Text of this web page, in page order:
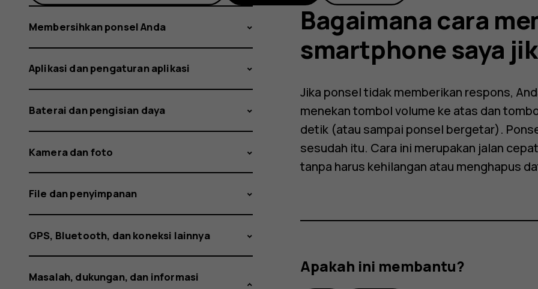
smartphone
saya
jika
hang?
Membersihkan ponsel Anda
Aplikasi dan pengaturan aplikasi
Baterai dan pengisian daya
Kamera dan foto
File dan penyimpanan
GPS, Bluetooth, dan koneksi lainnya
Masalah, dukungan, dan informasi
Bagaimana cara
smartphone saya
Jika ponsel tidak memberikan respons,
menekan tombol volume ke atas dan
detik (atau sampai ponsel bergetar).
sesudah itu. Cara ini merupakan jalan
tanpa harus kehilangan atau menghapus
Apakah ini membantu?